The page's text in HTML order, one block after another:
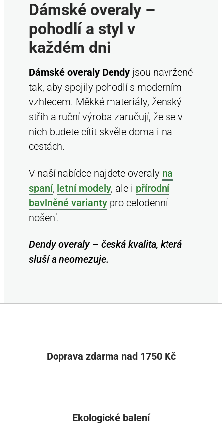
r
k
p
i
s
Dámské overaly –
pohodlí a styl v
každém dni
Dámské overaly Dendy jsou navržené
tak, aby spojily pohodlí s moderním
vzhledem. Měkké materiály, ženský
střih a ruční výroba zaručují, že se v
nich budete cítit skvěle doma i na
cestách.
V naší nabídce najdete overaly na
spaní, letní modely, ale i přírodní
bavlněné varianty pro celodenní
nošení.
Dendy overaly – česká kvalita, která
sluší a neomezuje.
Doprava zdarma nad 1750 Kč
Ekologické balení